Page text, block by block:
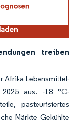
treiben
Afrika Lebensmittel-
2025 aus. -18 °C-
pasteurisiertes
Märkte. Gekühlte